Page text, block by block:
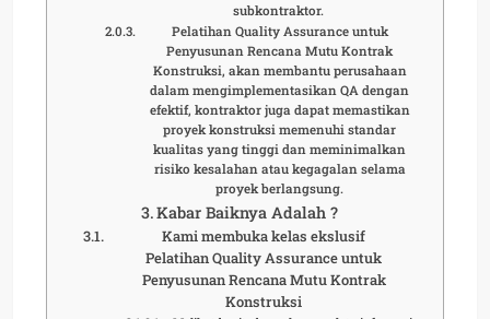
subkontraktor.
Pelatihan Quality Assurance untuk
Penyusunan Rencana Mutu Kontrak
Konstruksi, akan membantu perusahaan
dalam mengimplementasikan QA dengan
efektif, kontraktor juga dapat memastikan
proyek konstruksi memenuhi standar
kualitas yang tinggi dan meminimalkan
risiko kesalahan atau kegagalan selama
proyek berlangsung.
Kabar Baiknya Adalah ?
Kami membuka kelas ekslusif
Pelatihan Quality Assurance untuk
Penyusunan Rencana Mutu Kontrak
Konstruksi